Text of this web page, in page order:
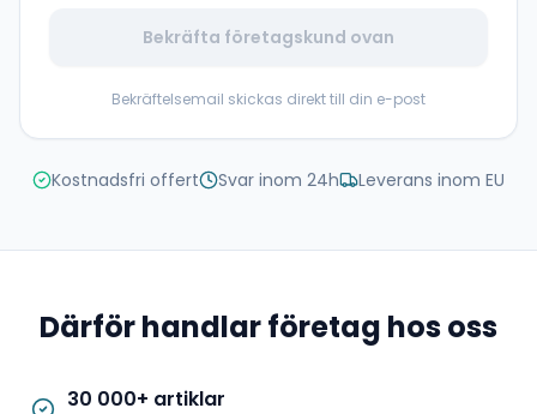
Bekräfta företagskund ovan
Bekräftelsemail skickas direkt till din e-post
Kostnadsfri offert Svar inom 24h Leverans inom EU
Därför handlar företag hos oss
30 000+ artiklar